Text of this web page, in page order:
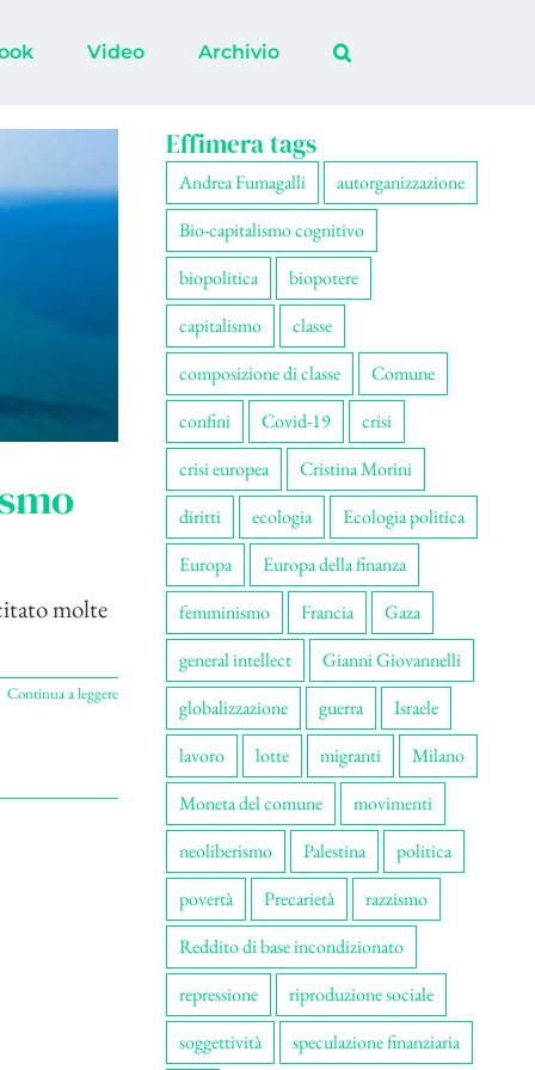
Video Archivio
molte
Continua a leggere
Effimera tags
Andrea Fumagalli
autorganizzazione
Bio-capitalismo cognitivo
biopolitica
biopotere
capitalismo
classe
composizione di classe
Comune
confini
Covid-19
crisi
crisi europea
Cristina Morini
diritti
ecologia
Ecologia politica
Europa
Europa della finanza
femminismo
Francia
Gaza
general intellect
Gianni Giovannelli
globalizzazione
guerra
Israele
lavoro
lotte migranti
Milano
Moneta del comune
movimenti
neoliberismo
Palestina
politica
povertà
Precarietà
razzismo
Reddito di base incondizionato
repressione
riproduzione sociale
soggettività
speculazione finanziaria